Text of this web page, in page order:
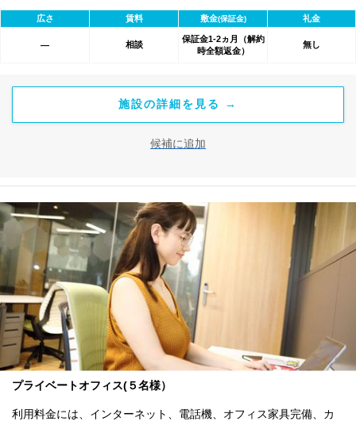
べて含まれ、追加料金不要です。 また適宜キャンペーン、契約期
間による割引特典あります。
広さ 賃料 敷金(保証金) 礼金
― 相談
保証金1-2ヵ月（解約
時全額返金）
無し
施設の詳細を見る →
候補に追加
プライベートオフィス(５名様）
利用料金には、インターネット、電話機、オフィス家具完備、カ